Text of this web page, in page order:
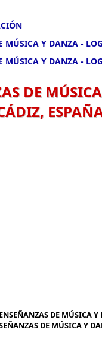
MÚSICA Y DANZA -
MÚSICA Y DANZA -
DE
DE MÚSICA Y
DE MÚSICA Y